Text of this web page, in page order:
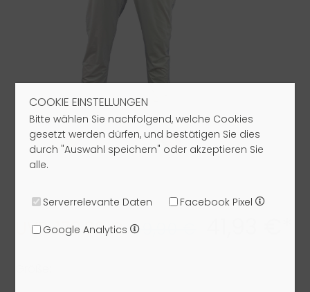
COOKIE EINSTELLUNGEN
Bitte wählen Sie nachfolgend, welche Cookies
gesetzt werden dürfen, und bestätigen Sie dies
durch "Auswahl speichern" oder akzeptieren Sie
alle.
Serverrelevante Daten
Facebook Pixel
Google Analytics
UVP: 179,00 € 59,90 €